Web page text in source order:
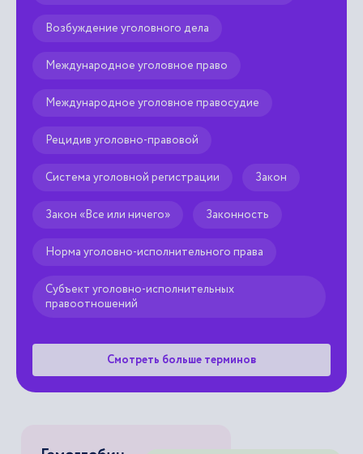
Возбуждение уголовного дела
Международное уголовное право
Международное уголовное правосудие
Рецидив уголовно-правовой
Система уголовной регистрации Закон
Закон «Все или ничего» Законность
Норма уголовно-исполнительного права
Субъект уголовно-исполнительных
правоотношений
Смотреть больше терминов